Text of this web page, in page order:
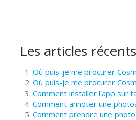
Les articles
Où puis-je me procurer
Où puis-je me procurer
Comment installer l'app sur
Comment annoter une
Comment prendre une photo